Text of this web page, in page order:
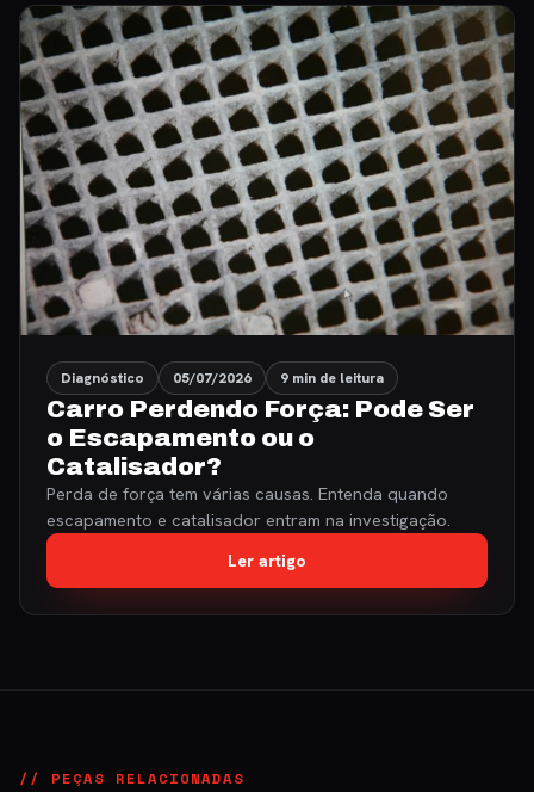
Diagnóstico 05/07/2026 9 min de leitura
Carro Perdendo Força: Pode Ser
o Escapamento ou o
Catalisador?
Perda de força tem várias causas. Entenda quando
escapamento e catalisador entram na investigação.
Ler artigo
// PEÇAS RELACIONADAS